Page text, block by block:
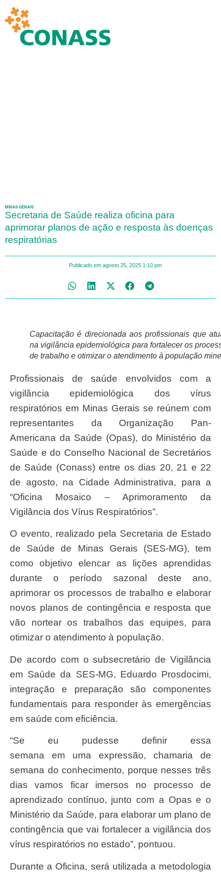
MINAS GERAIS
Secretaria de Saúde realiza oficina para
aprimorar planos de ação e resposta às doenças
respiratórias
Publicado em agosto 25, 2025 1:10 pm
Capacitação é direcionada aos profissionais que
na vigilância epidemiológica para fortalecer os
de trabalho e otimizar o atendimento à população
Profissionais de saúde envolvidos com a
vigilância epidemiológica dos vírus
respiratórios em Minas Gerais se reúnem com
representantes da Organização Pan-
Americana da Saúde (Opas), do Ministério da
Saúde e do Conselho Nacional de Secretários
de Saúde (Conass) entre os dias 20, 21 e 22
de agosto, na Cidade Administrativa, para a
“Oficina Mosaico – Aprimoramento da
Vigilância dos Vírus Respiratórios”.
O evento, realizado pela Secretaria de Estado
de Saúde de Minas Gerais (SES-MG), tem
como objetivo elencar as lições aprendidas
durante o período sazonal deste ano,
aprimorar os processos de trabalho e elaborar
novos planos de contingência e resposta que
vão nortear os trabalhos das equipes, para
otimizar o atendimento à população.
De acordo com o subsecretário de Vigilância
em Saúde da SES-MG, Eduardo Prosdocimi,
integração e preparação são componentes
fundamentais para responder às emergências
em saúde com eficiência.
“Se eu pudesse definir essa
semana em uma expressão, chamaria de
semana do conhecimento, porque nesses três
dias vamos ficar imersos no processo de
aprendizado contínuo, junto com a Opas e o
Ministério da Saúde, para elaborar um plano de
contingência que vai fortalecer a vigilância dos
vírus respiratórios no estado”, pontuou.
Durante a Oficina, será utilizada a metodologia